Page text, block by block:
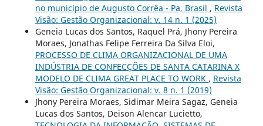
no município de Augusto Corrêa - Pa, Brasil , Revista
Visão: Gestão Organizacional: v. 14 n. 1 (2025)
Geneia Lucas dos Santos, Raquel Prá, Jhony Pereira
Moraes, Jonathas Felipe Ferreira Da Silva Eloi,
PROCESSO DE CLIMA ORGANIZACIONAL DE UMA
INDÚSTRIA DE CONFECÇÕES DE SANTA CATARINA X
MODELO DE CLIMA GREAT PLACE TO WORK , Revista
Visão: Gestão Organizacional: v. 8 n. 1 (2019)
Jhony Pereira Moraes, Sidimar Meira Sagaz, Geneia
Lucas dos Santos, Deison Alencar Lucietto,